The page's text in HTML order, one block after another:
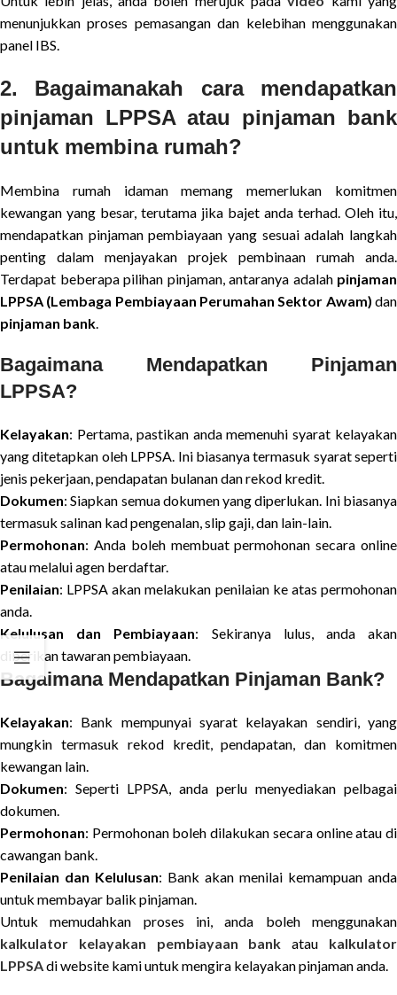
menunjukkan proses pemasangan dan kelebihan menggunakan
panel IBS.
2. Bagaimanakah cara mendapatkan
pinjaman LPPSA atau pinjaman bank
untuk membina rumah?
Membina rumah idaman memang memerlukan komitmen
kewangan yang besar, terutama jika bajet anda terhad. Oleh itu,
mendapatkan pinjaman pembiayaan yang sesuai adalah langkah
penting dalam menjayakan projek pembinaan rumah anda.
Terdapat beberapa pilihan pinjaman, antaranya adalah pinjaman
LPPSA (Lembaga Pembiayaan Perumahan Sektor Awam) dan
pinjaman bank.
Bagaimana Mendapatkan Pinjaman
LPPSA?
Kelayakan: Pertama, pastikan anda memenuhi syarat kelayakan
yang ditetapkan oleh LPPSA. Ini biasanya termasuk syarat seperti
jenis pekerjaan, pendapatan bulanan dan rekod kredit.
Dokumen: Siapkan semua dokumen yang diperlukan. Ini biasanya
termasuk salinan kad pengenalan, slip gaji, dan lain-lain.
Permohonan: Anda boleh membuat permohonan secara online
atau melalui agen berdaftar.
Penilaian: LPPSA akan melakukan penilaian ke atas permohonan
anda.
Kelulusan dan Pembiayaan: Sekiranya lulus, anda akan
diberikan tawaran pembiayaan.
Bagaimana Mendapatkan Pinjaman Bank?
Kelayakan: Bank mempunyai syarat kelayakan sendiri, yang
mungkin termasuk rekod kredit, pendapatan, dan komitmen
kewangan lain.
Dokumen: Seperti LPPSA, anda perlu menyediakan pelbagai
dokumen.
Permohonan: Permohonan boleh dilakukan secara online atau di
cawangan bank.
Penilaian dan Kelulusan: Bank akan menilai kemampuan anda
untuk membayar balik pinjaman.
Untuk memudahkan proses ini, anda boleh menggunakan
kalkulator kelayakan pembiayaan bank atau kalkulator
LPPSAdi website kami untuk mengira kelayakan pinjaman anda.